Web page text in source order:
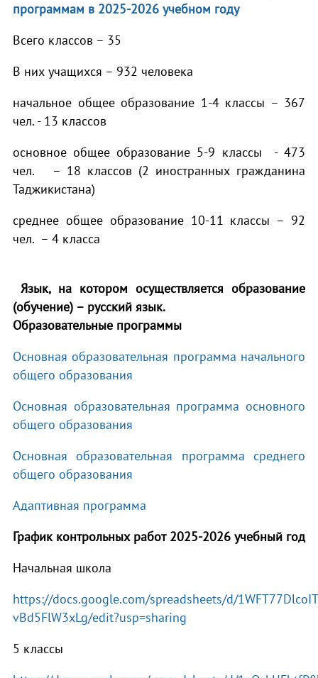
программам в 2025-2026 учебном году
Всего классов – 35
В них учащихся – 932 человека
начальное общее образование 1-4 классы – 367
чел. - 13 классов
основное общее образование 5-9 классы - 473
чел. – 18 классов (2 иностранных гражданина
Таджикистана)
среднее общее образование 10-11 классы – 92
чел. – 4 класса
Язык, на котором осуществляется образование
(обучение) – русский язык.
Образовательные программы
Основная образовательная программа начального
общего образования
Основная образовательная программа основного
общего образования
Основная образовательная программа среднего
общего образования
Адаптивная программа
График контрольных работ 2025-2026 учебный год
Начальная школа
https://docs.google.com/spreadsheets/d/
vBd5FlW3xLg/edit?usp=sharing
5 классы